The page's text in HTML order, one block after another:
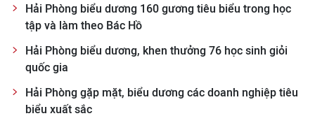
Hải Phòng biểu dương 160 gương tiêu biểu trong học
tập và làm theo Bác Hồ
Hải Phòng biểu dương, khen thưởng 76 học sinh giỏi
quốc gia
Hải Phòng gặp mặt, biểu dương các doanh nghiệp tiêu
biểu xuất sắc